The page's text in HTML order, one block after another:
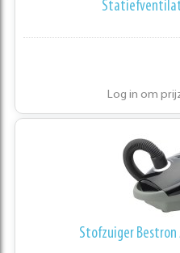
Log in om
Stofzuiger